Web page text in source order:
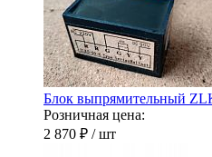
Блок выпрямительный
Розничная цена:
2 870 ₽ / шт